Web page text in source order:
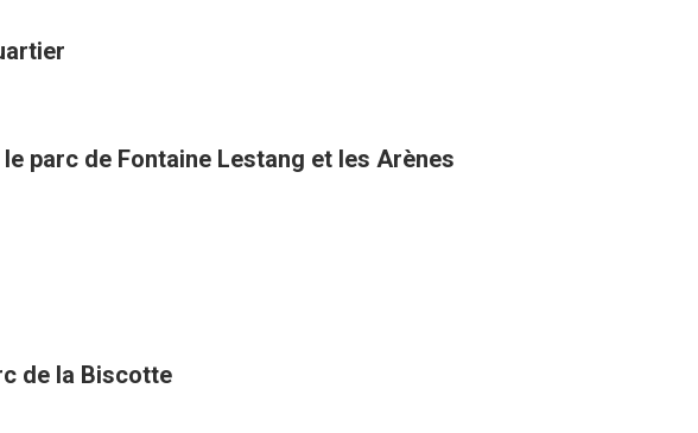
parc de Fontaine Lestang et les Arènes
de la Biscotte